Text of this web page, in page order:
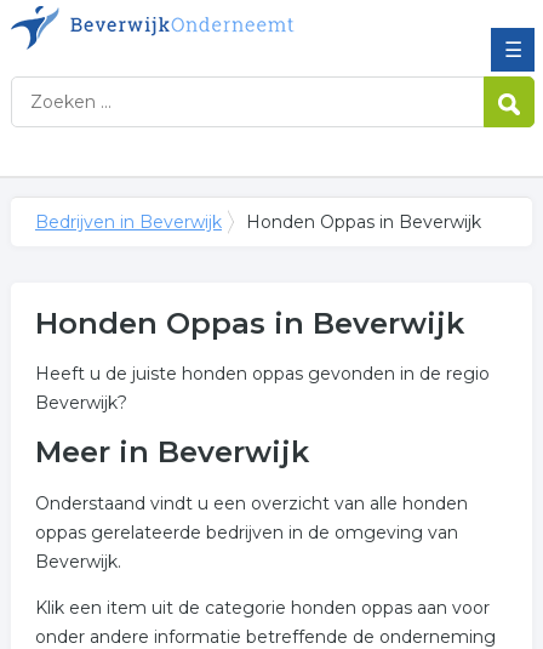
☰
Bedrijven in Beverwijk Honden Oppas in Beverwijk
Honden Oppas in Beverwijk
Heeft u de juiste honden oppas gevonden in de regio
Beverwijk?
Meer in Beverwijk
Onderstaand vindt u een overzicht van alle honden
oppas gerelateerde bedrijven in de omgeving van
Beverwijk.
Klik een item uit de categorie honden oppas aan voor
onder andere informatie betreffende de onderneming